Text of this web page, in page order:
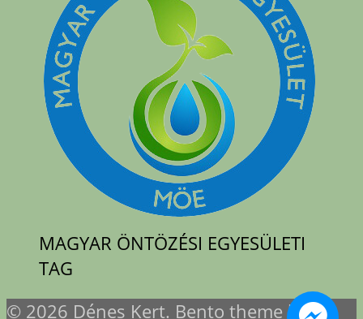
MAGYAR ÖNTÖZÉSI EGYESÜLETI
TAG
© 2026 Dénes Kert. Bento theme by